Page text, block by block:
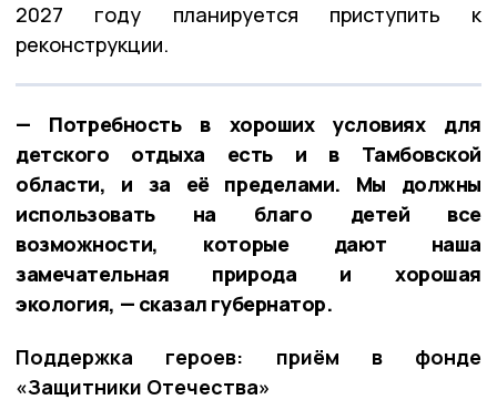
2027 году планируется приступить к
реконструкции.
— Потребность в хороших условиях для
детского отдыха есть и в Тамбовской
области, и за её пределами. Мы должны
использовать на благо детей все
возможности, которые дают наша
замечательная природа и хорошая
экология, — сказал губернатор.
Поддержка героев: приём в фонде
«Защитники Отечества»